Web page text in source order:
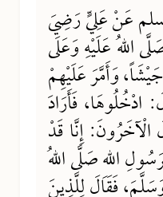
عَنْ عَلِيٍّ رَضِيَ
اللهُ عَلَيْهِ وَعَلَى
وَأَمَّرَ عَلَيْهِمْ
ادْخُلُوهَا، فَأَرَادَ
إِنَّا قَدْ
اللهِ صَلَّى اللهُ
فَقَالَ لِلَّذِينَ